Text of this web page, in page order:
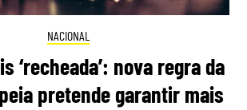
NACIONAL
‘recheada’: nova regra da
pretende garantir mais